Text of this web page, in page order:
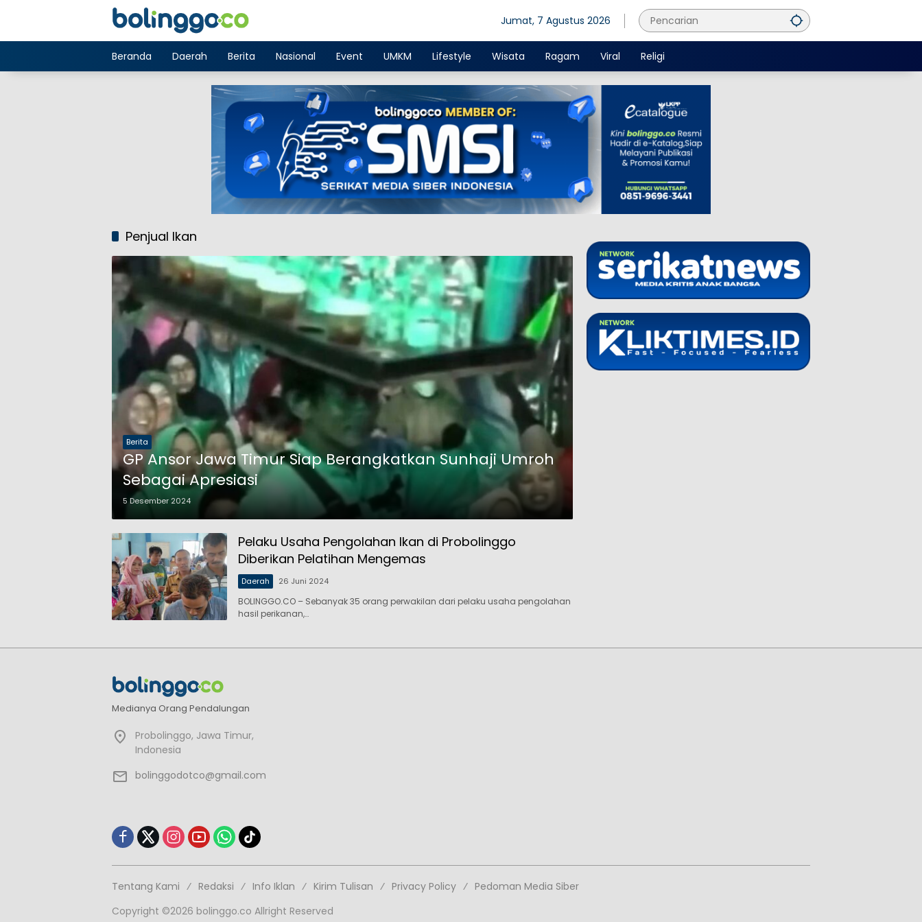
Jumat, 7 Agustus 2026
Beranda Daerah Berita Nasional Event UMKM Lifestyle Wisata Ragam Viral Religi
Penjual Ikan
Berita
GP Ansor Jawa Timur Siap Berangkatkan Sunhaji Umroh
Sebagai Apresiasi
5 Desember 2024
Pelaku Usaha Pengolahan Ikan di Probolinggo
Diberikan Pelatihan Mengemas
Daerah 26 Juni 2024
BOLINGGO.CO – Sebanyak 35 orang perwakilan dari pelaku usaha pengolahan
hasil perikanan,…
Medianya Orang Pendalungan
Probolinggo, Jawa Timur,
Indonesia
bolinggodotco@gmail.com
Tentang Kami Redaksi Info Iklan Kirim Tulisan Privacy Policy
Pedoman Media Siber
Copyright ©2026 bolinggo.co Allright Reserved